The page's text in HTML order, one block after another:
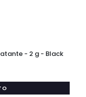
- 2 g - Black